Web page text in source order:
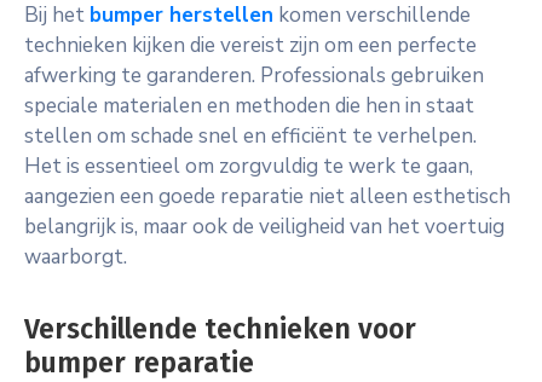
Bij het bumper herstellen komen verschillende
technieken kijken die vereist zijn om een perfecte
afwerking te garanderen. Professionals gebruiken
speciale materialen en methoden die hen in staat
stellen om schade snel en efficiënt te verhelpen.
Het is essentieel om zorgvuldig te werk te gaan,
aangezien een goede reparatie niet alleen esthetisch
belangrijk is, maar ook de veiligheid van het voertuig
waarborgt.
Verschillende technieken voor
bumper reparatie